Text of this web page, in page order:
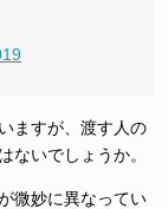
ますが、渡す人の
ないでしょうか。
微妙に異なってい